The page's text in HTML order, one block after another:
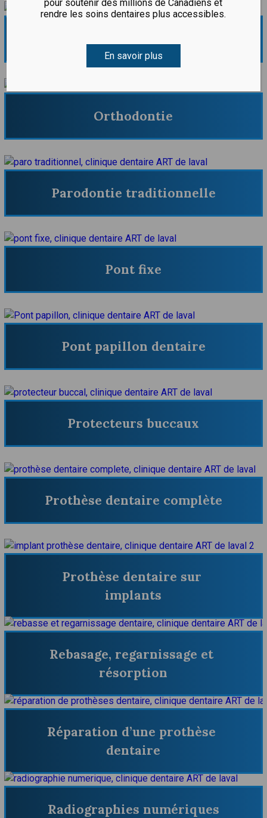
Orthodontie
Parodontie traditionnelle
Pont fixe
Pont papillon dentaire
Protecteurs buccaux
Prothèse dentaire complète
Prothèse dentaire sur
implants
Rebasage, regarnissage et
résorption
Réparation d’une prothèse
dentaire
Radiographies numériques
pour soutenir des millions de Canadiens et
rendre les soins dentaires plus accessibles.
En savoir plus